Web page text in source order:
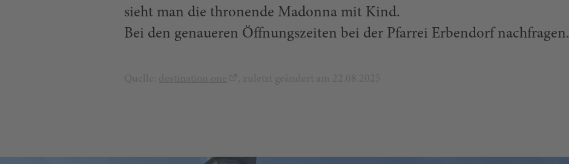
sieht man die thronende Madonna mit Kind.
Bei den genaueren Öffnungszeiten bei der Pfarrei Erbendorf nachfragen.